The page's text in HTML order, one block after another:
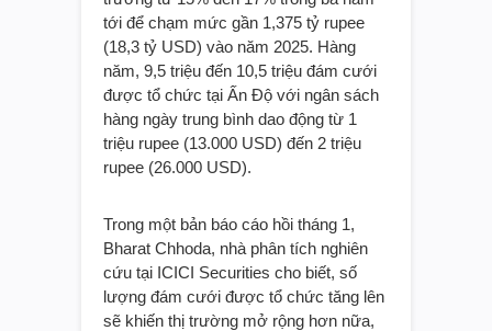
tới để chạm mức gần 1,375 tỷ rupee
(18,3 tỷ USD) vào năm 2025. Hàng
năm, 9,5 triệu đến 10,5 triệu đám cưới
được tổ chức tại Ấn Độ với ngân sách
hàng ngày trung bình dao động từ 1
triệu rupee (13.000 USD) đến 2 triệu
rupee (26.000 USD).
Trong một bản báo cáo hồi tháng 1,
Bharat Chhoda, nhà phân tích nghiên
cứu tại ICICI Securities cho biết, số
lượng đám cưới được tổ chức tăng lên
sẽ khiến thị trường mở rộng hơn nữa,